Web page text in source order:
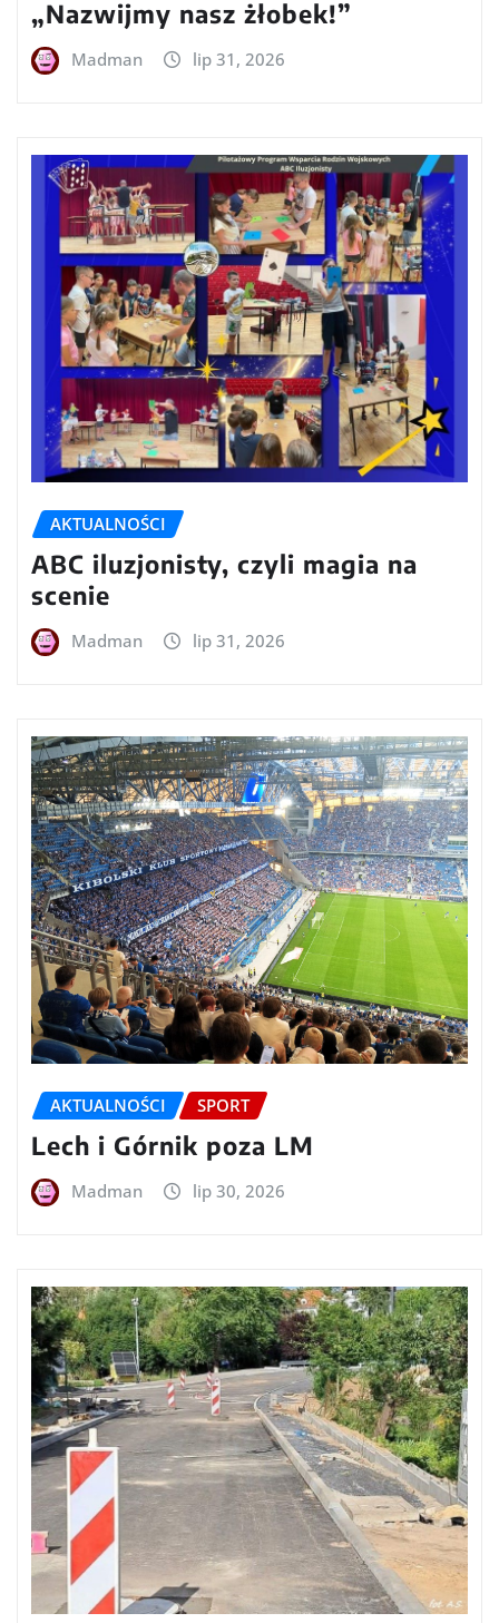
„Nazwijmy nasz żłobek!”
Madman lip 31, 2026
AKTUALNOŚCI
ABC iluzjonisty, czyli magia na
scenie
Madman lip 31, 2026
AKTUALNOŚCI SPORT
Lech i Górnik poza LM
Madman lip 30, 2026